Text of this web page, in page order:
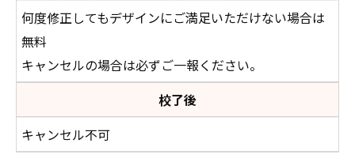
何度修正してもデザインにご満足いただけない場合は
無料
キャンセルの場合は必ずご一報ください。
校了後
キャンセル不可